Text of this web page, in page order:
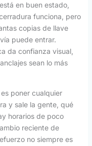
en buen estado,
funciona, pero
copias de llave
puede entrar.
da confianza visual,
sean lo más
poner cualquier
y sale la gente, qué
horarios de poco
reciente de
no siempre es